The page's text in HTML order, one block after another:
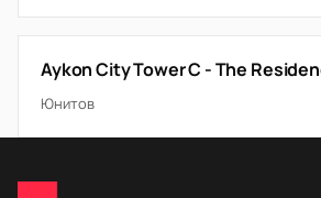
Aykon City Tower C - The
Юнитов